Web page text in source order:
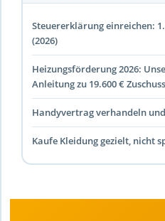
Steuererklärung einreichen:
(2026)
Heizungsförderung 2026:
Anleitung zu 19.600 € Zuschuss
Handyvertrag verhandeln
Kaufe Kleidung gezielt, nicht